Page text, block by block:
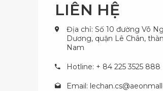
LIÊN HỆ
Địa chỉ: Số 10 đường Võ
Dương, quận Lê Chân,
Nam
Hotline: + 84 225 3525 888
Email: